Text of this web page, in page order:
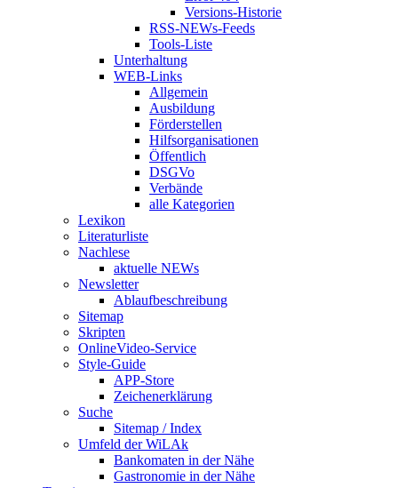
Versions-Historie
RSS-NEWs-Feeds
Tools-Liste
Unterhaltung
WEB-Links
Allgemein
Ausbildung
Förderstellen
Hilfsorganisationen
Öffentlich
DSGVo
Verbände
alle Kategorien
Lexikon
Literaturliste
Nachlese
aktuelle NEWs
Newsletter
Ablaufbeschreibung
Sitemap
Skripten
OnlineVideo-Service
Style-Guide
APP-Store
Zeichenerklärung
Suche
Sitemap / Index
Umfeld der WiLAk
Bankomaten in der Nähe
Gastronomie in der Nähe